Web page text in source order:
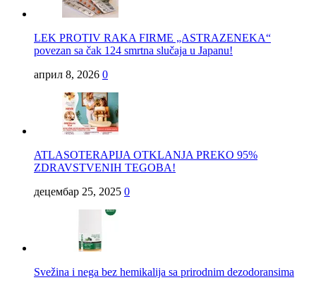
LEK PROTIV RAKA FIRME „ASTRAZENEKA“
povezan sa čak 124 smrtna slučaja u Japanu!
април 8, 2026 0
ATLASOTERAPIJA OTKLANJA PREKO 95%
ZDRAVSTVENIH TEGOBA!
децембар 25, 2025 0
Svežina i nega bez hemikalija sa prirodnim dezodoransima